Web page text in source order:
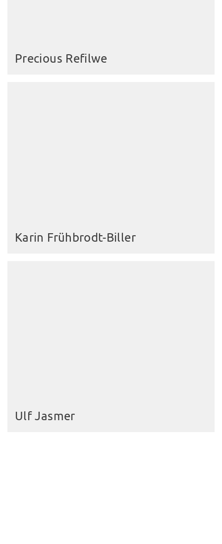
Precious Refilwe
Karin Frühbrodt-Biller
Ulf Jasmer